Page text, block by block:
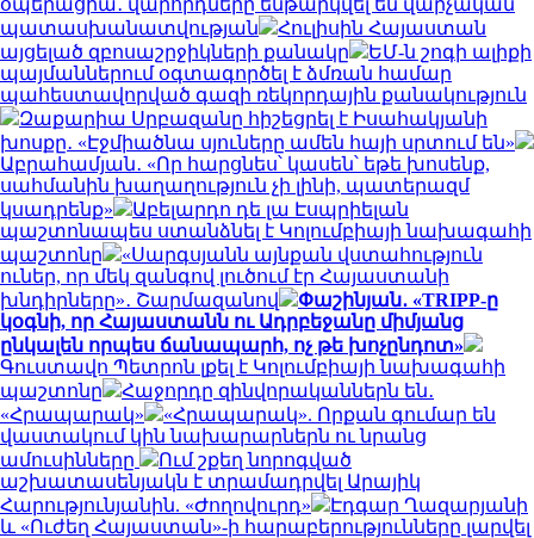
պատասխանատվության
Հուլիսին Հայաստան
այցելած զբոսաշրջիկների քանակը
ԵՄ-ն շոգի ալիքի
պայմաններում օգտագործել է ձմռան համար
պահեստավորված գազի ռեկորդային քանակություն
Զաքարիա Սրբազանը հիշեցրել է Իսահակյանի
խոսքը․ «Էջմիածնա սյուները ամեն հայի սրտում են»
Աբրահամյան․ «Որ հարցնես՝ կասեն՝ եթե խոսենք,
սահմանին խաղաղություն չի լինի, պատերազմ
կսադրենք»
Աբելարդո դե լա Էսպրիելան
պաշտոնապես ստանձնել է Կոլումբիայի նախագահի
պաշտոնը
«Սարգսյանն այնքան վստահություն
ուներ, որ մեկ զանգով լուծում էր Հայաստանի
խնդիրները»․ Շարմազանով
Փաշինյան․ «TRIPP-ը
կօգնի, որ Հայաստանն ու Ադրբեջանը միմյանց
ընկալեն որպես ճանապարհ, ոչ թե խոչընդոտ»
Գուստավո Պետրոն լքել է Կոլումբիայի նախագահի
պաշտոնը
Հաջորդը զինվորականներն են․
«Հրապարակ»
«Հրապարակ». Որքան գումար են
վաստակում կին նախարարներն ու նրանց
ամուսինները
Ում շքեղ նորոգված
աշխատասենյակն է տրամադրվել Արայիկ
Հարությունյանին. «Ժողովուրդ»
Էդգար Ղազարյանի
և «Ուժեղ Հայաստան»-ի հարաբերությունները լարվել